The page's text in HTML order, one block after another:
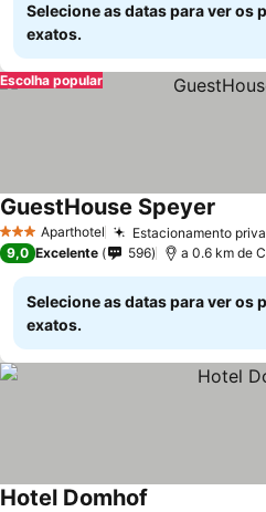
Selecione as datas para ver os
exatos.
Escolha popular
3 EstrelasAparthotel Estacionamento
GuestHouse Speyer
9,0 Excelente 596 a 0.6 km de
Selecione as datas para ver os
exatos.
Hotel Domhof